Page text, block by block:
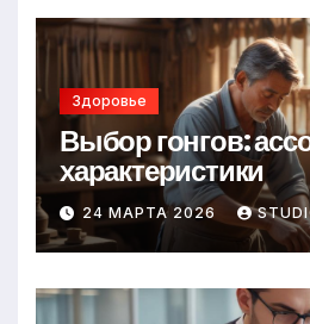
Здоровье
Выбор гонгов:
характеристики
24 МАРТА 2026